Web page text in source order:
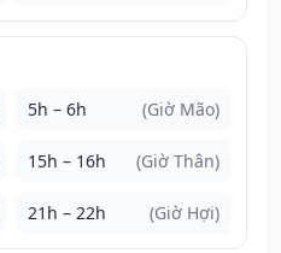
5h – 6h (Giờ Mão)
15h – 16h (Giờ Thân)
21h – 22h (Giờ Hợi)